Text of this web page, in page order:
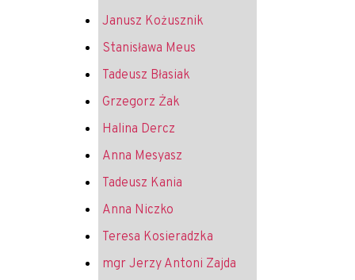
Janusz Kożusznik
Stanisława Meus
Tadeusz Błasiak
Grzegorz Żak
Halina Dercz
Anna Mesyasz
Tadeusz Kania
Anna Niczko
Teresa Kosieradzka
mgr Jerzy Antoni Zajda